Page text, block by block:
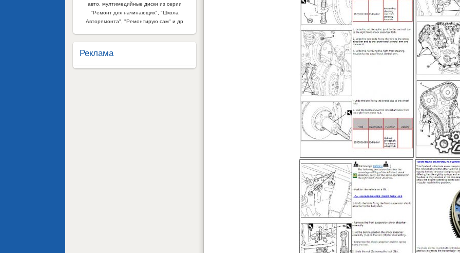
авто, мултимедийные диски из серии
"Ремонт для начинающих", "Школа
Авторемонта", "Ремонтирую сам" и др
Реклама